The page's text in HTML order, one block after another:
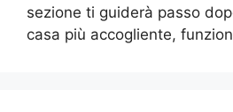
sezione ti guiderà passo
casa più accogliente,